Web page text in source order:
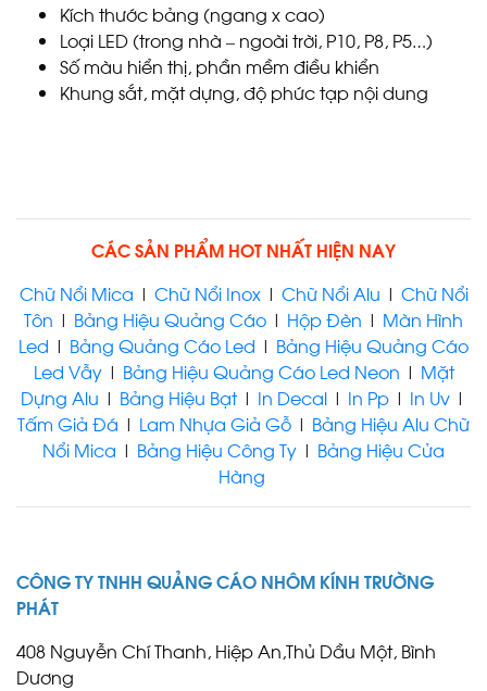
LED MA TRẬN DĨ AN
LED MA TRẬN BẾN CÁT
QUẢNG CÁO
Kích thước bảng (ngang x cao)
Loại LED (trong nhà – ngoài trời, P10, P8, P5…)
Số màu hiển thị, phần mềm điều khiển
Khung sắt, mặt dựng, độ phức tạp nội dung
CÁC SẢN PHẨM HOT NHẤT HIỆN NAY
Chữ Nổi Mica | Chữ Nổi Inox| Chữ Nổi Alu | Chữ Nổi
Tôn | Bảng Hiệu Quảng Cáo | Hộp Đèn | Màn Hình
Led | Bảng Quảng Cáo Led | Bảng Hiệu Quảng Cáo
Led Vẫy| Bảng Hiệu Quảng Cáo Led Neon | Mặt
Dựng Alu | Bảng Hiệu Bạt | In Decal | In Pp | In Uv |
Tấm Giả Đá | Lam Nhựa Giả Gỗ | Bảng Hiệu Alu Chữ
Nổi Mica | Bảng Hiệu Công Ty | Bảng Hiệu Cửa
Hàng
CÔNG TY TNHH QUẢNG CÁO NHÔM KÍNH TRƯỜNG
PHÁT
408 Nguyễn Chí Thanh, Hiệp An,Thủ Dầu Một, Bình
Dương